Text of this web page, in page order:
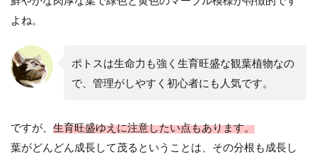
木（マッサンゲアナ）。比較的育てやすいと
観葉植物の育て方のポイント。幸せ
「幸せの木」と呼ばれる観葉植物はインテリ
アとしても人気がありますが、新築祝いや開
よね。
ポトスは生命力も強く生育旺盛な観葉植物なの
で、管理がしやすく初心者にも人気です。
ですが、 生育旺盛ゆえに注意したい点もあります。
葉がどんどん成長して茂るということは、その分根も成長し